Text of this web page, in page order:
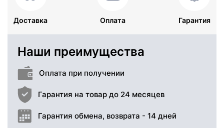
Доставка Оплата Гарантия
Наши преимущества
Оплата при получении
Гарантия на товар до 24 месяцев
Гарантия обмена, возврата - 14 дней